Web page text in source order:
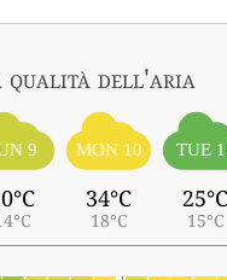
qualità dell'aria
9 MON 10
34°C
18°C
TUE
25°C
15°C